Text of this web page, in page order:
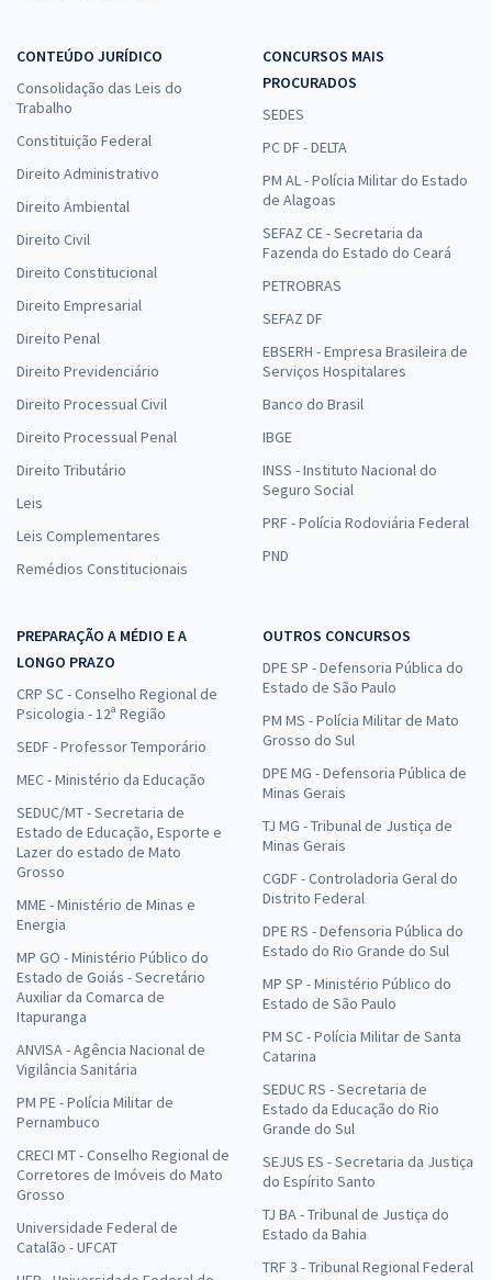
CONTEÚDO JURÍDICO
Consolidação das Leis do
Trabalho
Constituição Federal
Direito Administrativo
Direito Ambiental
Direito Civil
Direito Constitucional
Direito Empresarial
Direito Penal
Direito Previdenciário
Direito Processual Civil
Direito Processual Penal
Direito Tributário
Leis
Leis Complementares
Remédios Constitucionais
CONCURSOS MAIS
PROCURADOS
SEDES
PC DF - DELTA
PM AL - Polícia Militar do Estado
de Alagoas
SEFAZ CE - Secretaria da
Fazenda do Estado do Ceará
PETROBRAS
SEFAZ DF
EBSERH - Empresa Brasileira de
Serviços Hospitalares
Banco do Brasil
IBGE
INSS - Instituto Nacional do
Seguro Social
PRF - Polícia Rodoviária Federal
PND
PREPARAÇÃO A MÉDIO E A
LONGO PRAZO
CRP SC - Conselho Regional de
Psicologia - 12ª Região
SEDF - Professor Temporário
MEC - Ministério da Educação
SEDUC/MT - Secretaria de
Estado de Educação, Esporte e
Lazer do estado de Mato
Grosso
MME - Ministério de Minas e
Energia
MP GO - Ministério Público do
Estado de Goiás - Secretário
Auxiliar da Comarca de
Itapuranga
ANVISA - Agência Nacional de
Vigilância Sanitária
PM PE - Polícia Militar de
Pernambuco
CRECI MT - Conselho Regional de
Corretores de Imóveis do Mato
Grosso
Universidade Federal de
Catalão - UFCAT
OUTROS CONCURSOS
DPE SP - Defensoria Pública do
Estado de São Paulo
PM MS - Polícia Militar de Mato
Grosso do Sul
DPE MG - Defensoria Pública de
Minas Gerais
TJ MG - Tribunal de Justiça de
Minas Gerais
CGDF - Controladoria Geral do
Distrito Federal
DPE RS - Defensoria Pública do
Estado do Rio Grande do Sul
MP SP - Ministério Público do
Estado de São Paulo
PM SC - Polícia Militar de Santa
Catarina
SEDUC RS - Secretaria de
Estado da Educação do Rio
Grande do Sul
SEJUS ES - Secretaria da Justiça
do Espírito Santo
TJ BA - Tribunal de Justiça do
Estado da Bahia
TRF 3 - Tribunal Regional Federal